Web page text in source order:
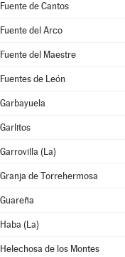
Fuente de Cantos
Fuente del Arco
Fuente del Maestre
Fuentes de León
Garbayuela
Garlitos
Garrovilla (La)
Granja de Torrehermosa
Guareña
Haba (La)
Helechosa de los Montes